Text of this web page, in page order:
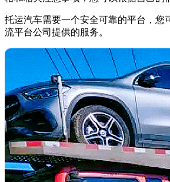
托运汽车需要一个安全可靠的平台，您
流平台公司提供的服务。